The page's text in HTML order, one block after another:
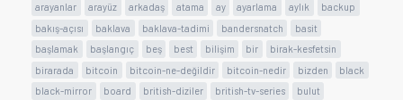
arayanlar
arayüz arkadaş atama ay ayarlama aylık
backup
bakış-açısı
baklava baklava-tadimi bandersnatch
basit
başlamak
başlangıç beş best bilişim bir
birak-kesfetsin
birarada
bitcoin bitcoin-ne-değildir bitcoin-nedir bizden
black
black-mirror
board british-diziler british-tv-series
bulut